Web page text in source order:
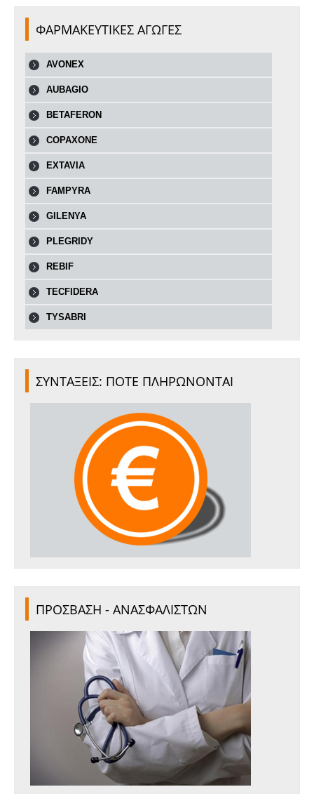
ΦΑΡΜΑΚΕΥΤΙΚΕΣ ΑΓΩΓΕΣ
AVONEX
AUBAGIO
BETAFERON
COPAXONE
EXTAVIA
FAMPYRA
GILENYA
PLEGRIDY
REBIF
TECFIDERA
TYSABRI
ΣΥΝΤΑΞΕΙΣ: ΠΟΤΕ ΠΛΗΡΩΝΟΝΤΑΙ
ΠΡΟΣΒΑΣΗ - ΑΝΑΣΦΑΛΙΣΤΩΝ